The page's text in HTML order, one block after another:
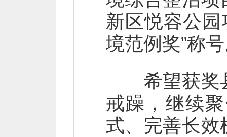
新区悦容公
境范例奖”称
希望获奖县
戒躁，继续
式、完善长